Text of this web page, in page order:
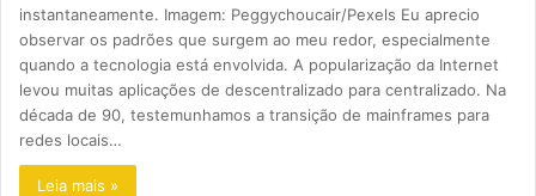
instantaneamente. Imagem: Peggychoucair/Pexels Eu aprecio
observar os padrões que surgem ao meu redor, especialmente
quando a tecnologia está envolvida. A popularização da Internet
levou muitas aplicações de descentralizado para centralizado. Na
década de 90, testemunhamos a transição de mainframes para
redes locais…
Leia mais »